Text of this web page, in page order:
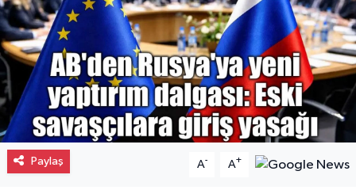
Paylaş A- A+
Eğitim